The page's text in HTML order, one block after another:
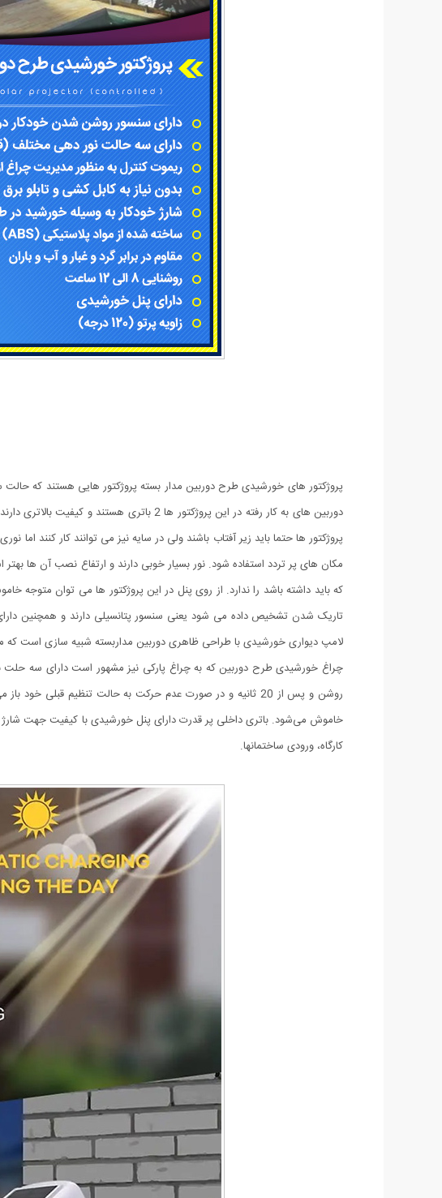
پروژکتور ها حتما باید زیر آفتاب باشند ولی در سایه نیز می توانند کار کنند
که باید داشته باشد را ندارد. از روی پنل در این پروژکتور ها می توان
تاریک شدن تشخیص داده می شود یعنی سنسور پتانسیلی دارند و همچنین
لامپ دیواری خورشیدی با طراحی ظاهری دوربین مداربسته شبیه سازی است که
روشن و پس از 20 ثانیه و در صورت عدم حرکت به حالت تنظیم
کارگاه، ورودی ساختمانها.